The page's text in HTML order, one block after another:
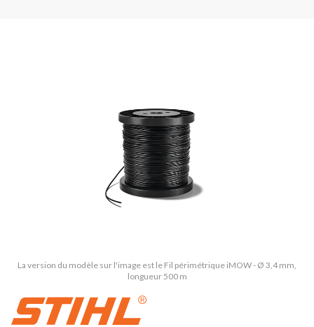
La version du modèle sur l'image est le Fil périmétrique iMOW - Ø 3,4 mm,
longueur 500 m